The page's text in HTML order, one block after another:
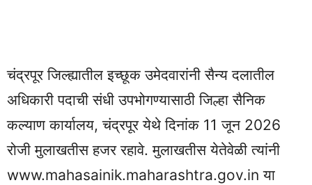
चंद्रपूर जिल्ह्यातील इच्छूक उमेदवारांनी सैन्य दलातील
अधिकारी पदाची संधी उपभोगण्यासाठी जिल्हा सैनिक
कल्याण कार्यालय, चंद्रपूर येथे दिनांक 11 जून 2026
रोजी मुलाखतीस हजर रहावे. मुलाखतीस येतेवेळी त्यांनी
www.mahasainik.maharashtra.gov.in या